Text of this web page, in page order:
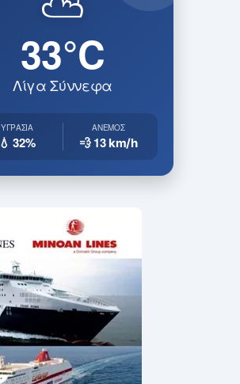
33°C
Λίγα Σύννεφα
ΥΓΡΑΣΊΑ
💧 32%
ΆΝΕΜΟΣ
💨 13km/h